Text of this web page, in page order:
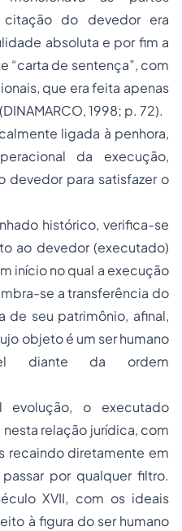
do devedor era
absoluta e por fim a
“carta de sentença”, com
que era feita apenas
1998; p. 72).
ligada à penhora,
da execução,
devedor para satisfazer o
histórico, verifica-se
ao devedor (executado)
início no qual a execução
se a transferência do
de seu patrimônio, afinal,
objeto é um ser humano
diante da ordem
evolução, o executado
relação jurídica, com
recaindo diretamente em
por qualquer filtro.
XVII, com os ideais
à figura do ser humano